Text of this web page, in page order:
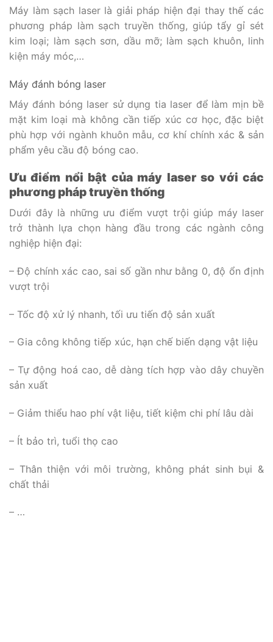
Máy làm sạch laser là giải pháp hiện đại thay thế các
phương pháp làm sạch truyền thống, giúp tẩy gỉ sét
kim loại; làm sạch sơn, dầu mỡ; làm sạch khuôn, linh
kiện máy móc,…
Máy đánh bóng laser
Máy đánh bóng laser sử dụng tia laser để làm mịn bề
mặt kim loại mà không cần tiếp xúc cơ học, đặc biệt
phù hợp với ngành khuôn mẫu, cơ khí chính xác & sản
phẩm yêu cầu độ bóng cao.
Ưu điểm nổi bật của máy laser so với các
phương pháp truyền thống
Dưới đây là những ưu điểm vượt trội giúp máy laser
trở thành lựa chọn hàng đầu trong các ngành công
nghiệp hiện đại:
– Độ chính xác cao, sai số gần như bằng 0, độ ổn định
vượt trội
– Tốc độ xử lý nhanh, tối ưu tiến độ sản xuất
– Gia công không tiếp xúc, hạn chế biến dạng vật liệu
– Tự động hoá cao, dễ dàng tích hợp vào dây chuyền
sản xuất
– Giảm thiểu hao phí vật liệu, tiết kiệm chi phí lâu dài
– Ít bảo trì, tuổi thọ cao
– Thân thiện với môi trường, không phát sinh bụi &
chất thải
– …